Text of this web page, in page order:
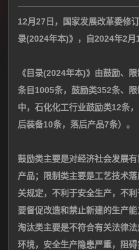
12月27日，国家发展改革委修
录(2024年本)》，自2024年2月
《目录(2024年本)》由鼓励、
条目1005条，鼓励类352条、
中，石化化工行业鼓励类12条
后装备10条，落后产品7条）。
鼓励类主要是对经济社会发展
产品；限制类主要是工艺技术
关规定，不利于安全生产，不
要督促改造和禁止新建的生产能
淘汰类主要是不符合有关法律
环境，安全生产隐患严重，阻